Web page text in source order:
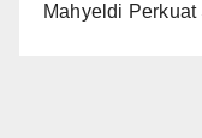
Mahyeldi Perkuat